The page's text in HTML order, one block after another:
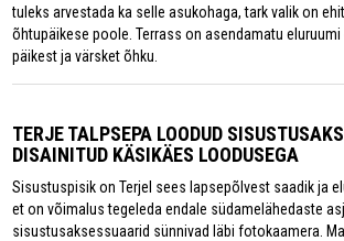
tuleks arvestada ka selle asukohaga, tark valik on
õhtupäikese poole. Terrass on asendamatu
päikest ja värsket õhku.
TERJE TALPSEPA LOODUD
DISAINITUD KÄSIKÄES LOODUSEGA
Sisustuspisik on Terjel sees lapsepõlvest saadik ja
et on võimalus tegeleda endale südamelähedaste
sisustusaksessuaarid sünnivad läbi fotokaamera.